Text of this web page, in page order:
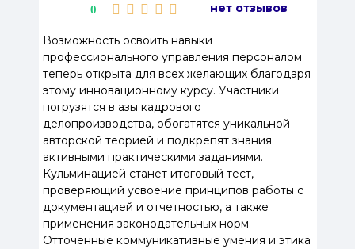
0 нет отзывов
Возможность освоить навыки
профессионального управления персоналом
теперь открыта для всех желающих благодаря
этому инновационному курсу. Участники
погрузятся в азы кадрового
делопроизводства, обогатятся уникальной
авторской теорией и подкрепят знания
активными практическими заданиями.
Кульминацией станет итоговый тест,
проверяющий усвоение принципов работы с
документацией и отчетностью, а также
применения законодательных норм.
Отточенные коммуникативные умения и этика